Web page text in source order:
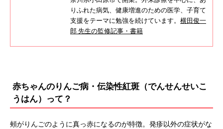
りふれた病気、健康増進のための医学、子育て
支援をテーマに勉強を続けています。 横田俊一
郎 先生の監修記事・書籍
赤ちゃんのりんご病・伝染性紅斑（でんせんせいこ
うはん）って？
頰がりんごのように真っ赤になるのが特徴。発疹以外の症状がな